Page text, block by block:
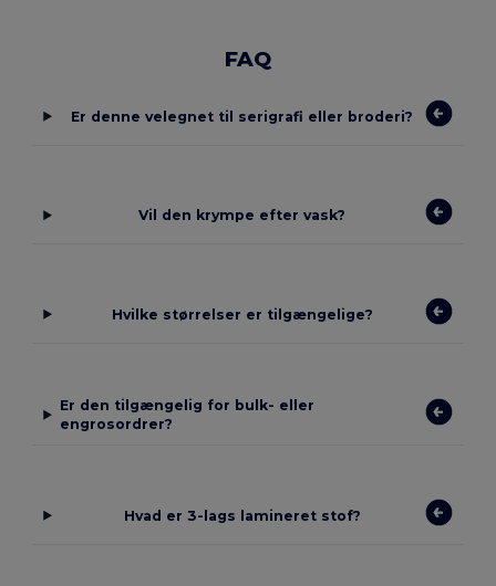
FAQ
Er denne velegnet til serigrafi eller broderi?
Vil den krympe efter vask?
Hvilke størrelser er tilgængelige?
Er den tilgængelig for bulk- eller
engrosordrer?
Hvad er 3-lags lamineret stof?